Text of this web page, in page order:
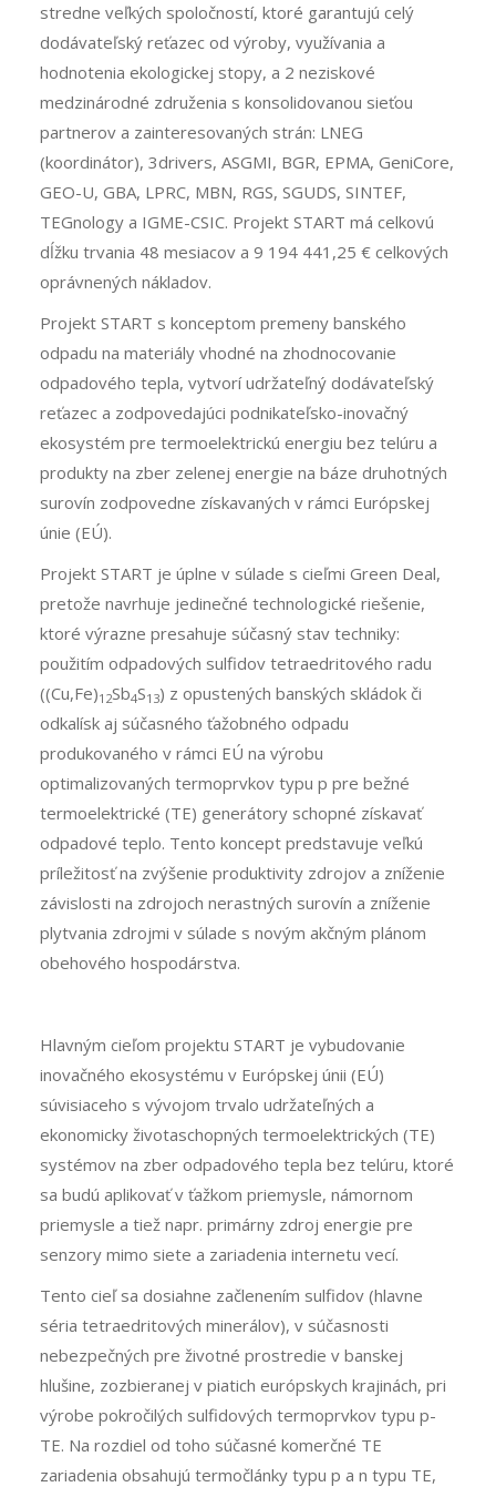
stredne veľkých spoločností, ktoré garantujú celý
dodávateľský reťazec od výroby, využívania a
hodnotenia ekologickej stopy, a 2 neziskové
medzinárodné združenia s konsolidovanou sieťou
partnerov a zainteresovaných strán: LNEG
(koordinátor), 3drivers, ASGMI, BGR, EPMA, GeniCore,
GEO-U, GBA, LPRC, MBN, RGS, SGUDS, SINTEF,
TEGnology a IGME-CSIC. Projekt START má celkovú
dĺžku trvania 48 mesiacov a 9 194 441,25 € celkových
oprávnených nákladov.
Projekt START s konceptom premeny banského
odpadu na materiály vhodné na zhodnocovanie
odpadového tepla, vytvorí udržateľný dodávateľský
reťazec a zodpovedajúci podnikateľsko-inovačný
ekosystém pre termoelektrickú energiu bez telúru a
produkty na zber zelenej energie na báze druhotných
surovín zodpovedne získavaných v rámci Európskej
únie (EÚ).
Projekt START je úplne v súlade s cieľmi Green Deal,
pretože navrhuje jedinečné technologické riešenie,
ktoré výrazne presahuje súčasný stav techniky:
použitím odpadových sulfidov tetraedritového radu
((Cu,Fe)12Sb4S13) z opustených banských skládok či
odkalísk aj súčasného ťažobného odpadu
produkovaného v rámci EÚ na výrobu
optimalizovaných termoprvkov typu p pre bežné
termoelektrické (TE) generátory schopné získavať
odpadové teplo. Tento koncept predstavuje veľkú
príležitosť na zvýšenie produktivity zdrojov a zníženie
závislosti na zdrojoch nerastných surovín a zníženie
plytvania zdrojmi v súlade s novým akčným plánom
obehového hospodárstva.
Hlavným cieľom projektu START je vybudovanie
inovačného ekosystému v Európskej únii (EÚ)
súvisiaceho s vývojom trvalo udržateľných a
ekonomicky životaschopných termoelektrických (TE)
systémov na zber odpadového tepla bez telúru, ktoré
sa budú aplikovať v ťažkom priemysle, námornom
priemysle a tiež napr. primárny zdroj energie pre
senzory mimo siete a zariadenia internetu vecí.
Tento cieľ sa dosiahne začlenením sulfidov (hlavne
séria tetraedritových minerálov), v súčasnosti
nebezpečných pre životné prostredie v banskej
hlušine, zozbieranej v piatich európskych krajinách, pri
výrobe pokročilých sulfidových termoprvkov typu p-
TE. Na rozdiel od toho súčasné komerčné TE
zariadenia obsahujú termočlánky typu p a n typu TE,